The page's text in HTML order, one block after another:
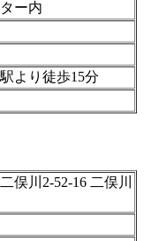
ー内
より徒歩15分
俣川2-52-16 二俣川